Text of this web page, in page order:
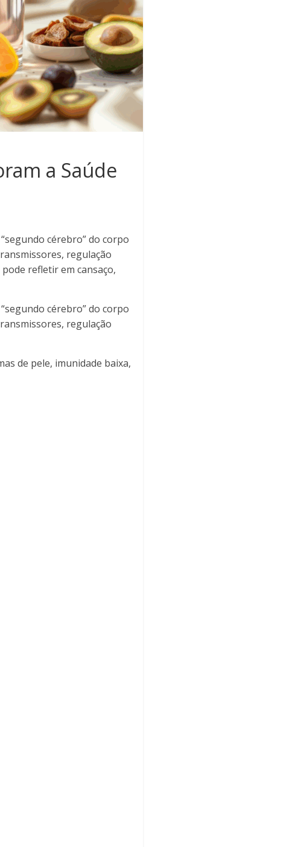
a Saúde
cérebro” do corpo
regulação
refletir em cansaço,
cérebro” do corpo
regulação
de pele, imunidade baixa,